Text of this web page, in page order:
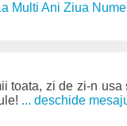
Multi Ani Ziua
toata, zi de zi-n
... deschide